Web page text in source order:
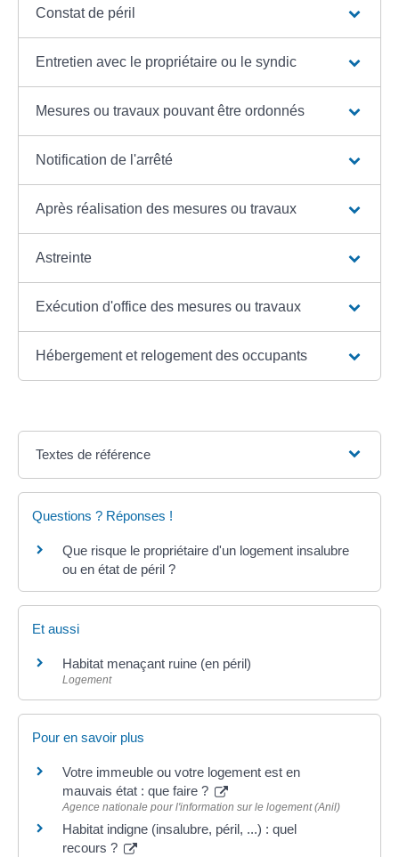
Constat de péril
Entretien avec le propriétaire ou le syndic
Mesures ou travaux pouvant être ordonnés
Notification de l'arrêté
Après réalisation des mesures ou travaux
Astreinte
Exécution d'office des mesures ou travaux
Hébergement et relogement des occupants
Textes de référence
Questions ? Réponses !
Que risque le propriétaire d'un logement insalubre
ou en état de péril ?
Et aussi
Habitat menaçant ruine (en péril)
Logement
Pour en savoir plus
Votre immeuble ou votre logement est en
mauvais état : que faire ?
Agence nationale pour l'information sur le logement (Anil)
Habitat indigne (insalubre, péril, ...) : quel
recours ?